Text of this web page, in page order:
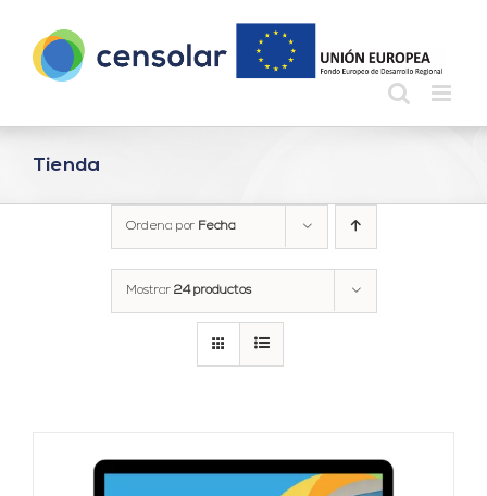
contenido
Tienda
Ordena por Fecha
Mostrar 24 productos